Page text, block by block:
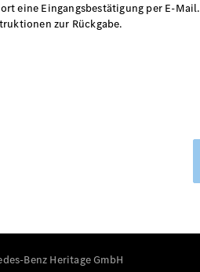
eine Eingangsbestätigung per E-Mail.
zur Rückgabe.
Benz Heritage GmbH